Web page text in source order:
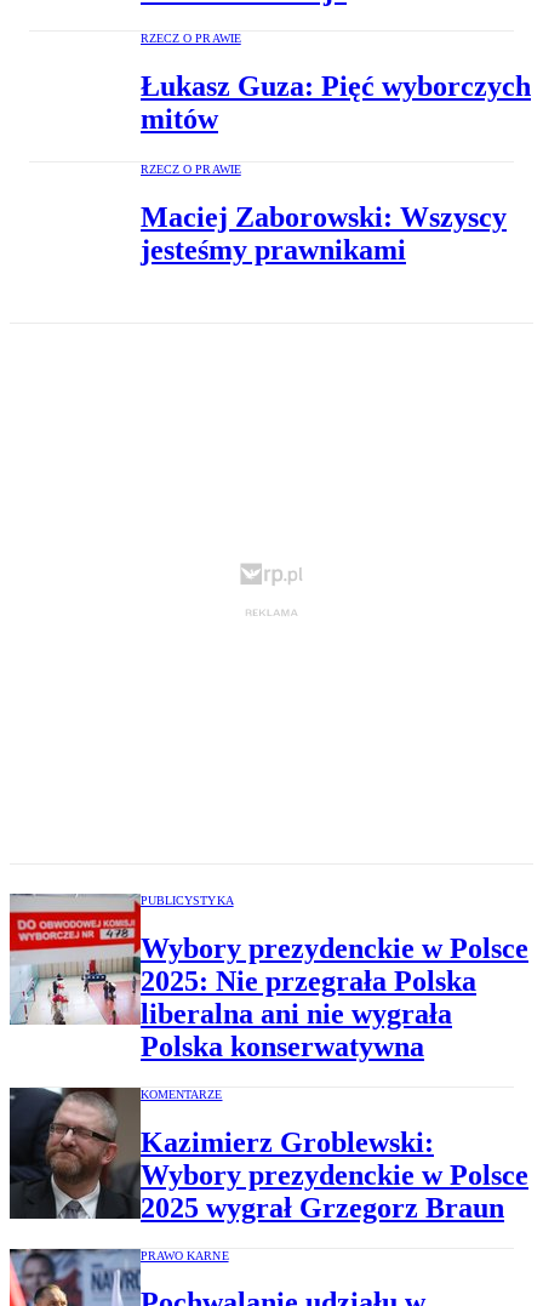
RZECZ O PRAWIE
Łukasz Guza: Pięć wyborczych
mitów
RZECZ O PRAWIE
Maciej Zaborowski: Wszyscy
jesteśmy prawnikami
PUBLICYSTYKA
Wybory prezydenckie w Polsce
2025: Nie przegrała Polska
liberalna ani nie wygrała
Polska konserwatywna
KOMENTARZE
Kazimierz Groblewski:
Wybory prezydenckie w Polsce
2025 wygrał Grzegorz Braun
PRAWO KARNE